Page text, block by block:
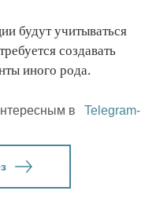
будут учитываться
создавать
иного рода.
в
Telegram-